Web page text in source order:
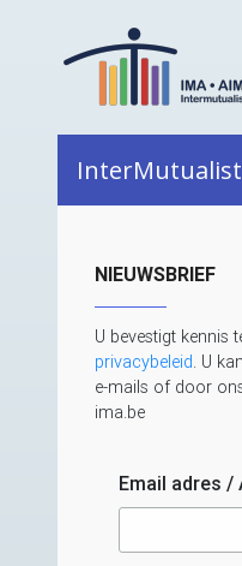
NIEUWSBRIEF
U bevestigt kennis
privacybeleid. U
e-mails of door
ima.be
Email adres /